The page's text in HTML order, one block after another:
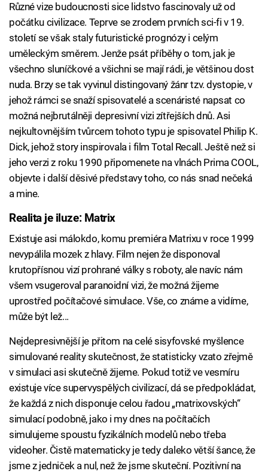
Různé vize budoucnosti sice lidstvo fascinovaly už od
počátku civilizace. Teprve se zrodem prvních sci-fi v 19.
století se však staly futuristické prognózy i celým
uměleckým směrem. Jenže psát příběhy o tom, jak je
všechno sluníčkové a všichni se mají rádi, je většinou dost
nuda. Brzy se tak vyvinul distingovaný žánr tzv. dystopie, v
jehož rámci se snaží spisovatelé a scenáristé napsat co
možná nejbrutálněji depresivní vizi zítřejších dnů. Asi
nejkultovnějším tvůrcem tohoto typu je spisovatel Philip K.
Dick, jehož story inspirovala i film Total Recall. Ještě než si
jeho verzi z roku 1990 připomenete na vlnách Prima COOL,
objevte i další děsivé představy toho, co nás snad nečeká
a mine.
Realita je iluze: Matrix
Existuje asi málokdo, komu premiéra Matrixu v roce 1999
nevypálila mozek z hlavy. Film nejen že disponoval
krutopřísnou vizí prohrané války s roboty, ale navíc nám
všem vsugeroval paranoidní vizi, že možná žijeme
uprostřed počítačové simulace. Vše, co známe a vidíme,
může být lež...
Nejdepresivnější je přitom na celé sisyfovské myšlence
simulované reality skutečnost, že statisticky vzato zřejmě
v simulaci asi skutečně žijeme. Pokud totiž ve vesmíru
existuje více supervyspělých civilizací, dá se předpokládat,
že každá z nich disponuje celou řadou „matrixovských“
simulací podobně, jako i my dnes na počítačích
simulujeme spoustu fyzikálních modelů nebo třeba
videoher. Čistě matematicky je tedy daleko větší šance, že
jsme z jedniček a nul, než že jsme skuteční. Pozitivní na